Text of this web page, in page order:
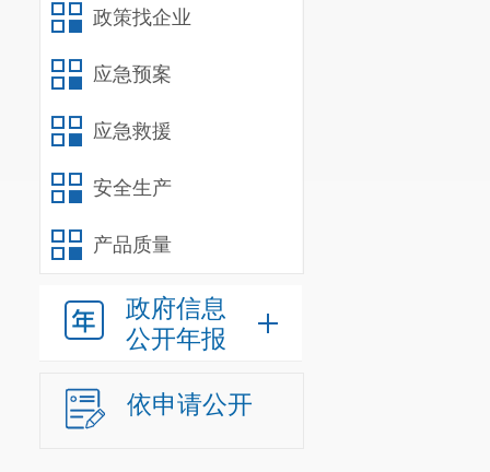
政策找企业
应急预案
应急救援
安全生产
产品质量
政府信息
公开年报
依申请公开